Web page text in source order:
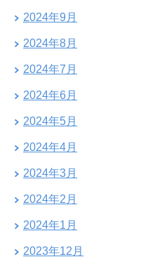
2024年9月
2024年8月
2024年7月
2024年6月
2024年5月
2024年4月
2024年3月
2024年2月
2024年1月
2023年12月